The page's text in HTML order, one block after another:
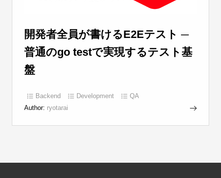
開発者全員が書けるE2Eテスト ─
普通のgo testで実現するテスト基
盤
Backend Development
QA
Author: ryotarai